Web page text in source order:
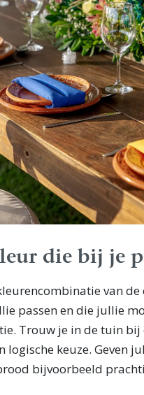
die bij je
van de
passen en die jullie
Trouw je in de tuin bij
keuze. Geven
bijvoorbeeld